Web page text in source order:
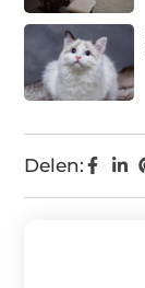
Delen: